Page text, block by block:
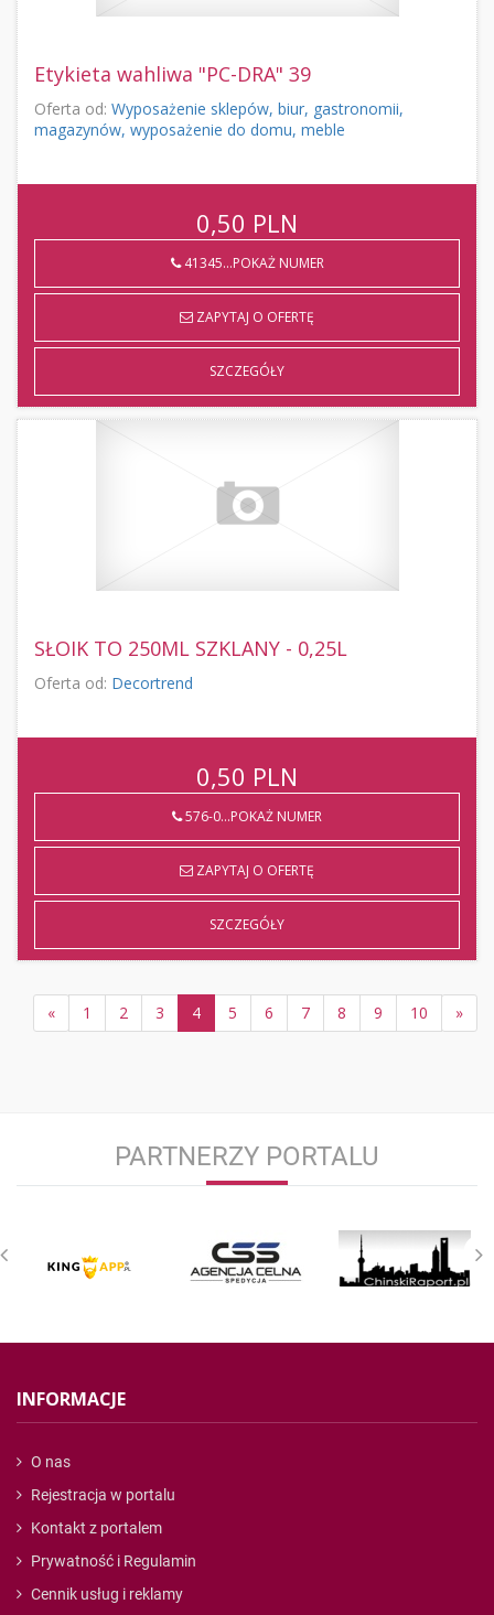
Etykieta wahliwa "PC-DRA" 39
Oferta od: Wyposażenie sklepów, biur, gastronomii,
magazynów, wyposażenie do domu, meble
0,50 PLN
41345...POKAŻ NUMER
ZAPYTAJ O OFERTĘ
SZCZEGÓŁY
SŁOIK TO 250ML SZKLANY - 0,25L
Oferta od: Decortrend
0,50 PLN
576-0...POKAŻ NUMER
ZAPYTAJ O OFERTĘ
SZCZEGÓŁY
« 1 2 3 4 5 6 7 8 9 10 »
PARTNERZY PORTALU
INFORMACJE
O nas
Rejestracja w portalu
Kontakt z portalem
Prywatność i Regulamin
Cennik usług i reklamy